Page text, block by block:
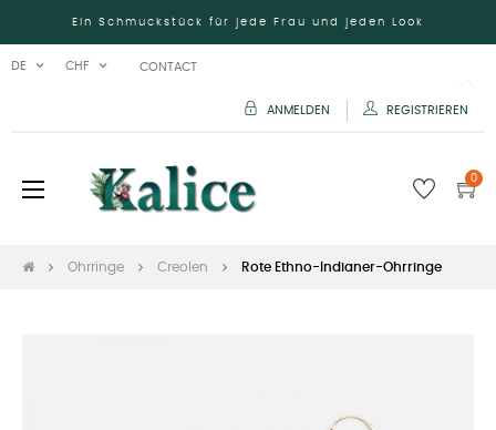
Ein Schmuckstück für jede Frau und jeden Look
DE CHF CONTACT
ANMELDEN REGISTRIEREN
Umschalten
☰ 0
Ohrringe Creolen Rote Ethno-Indianer-Ohrringe